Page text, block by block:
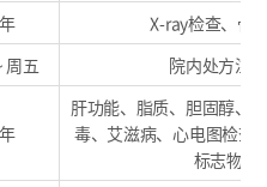
X-ray检查、骨
周五 院内处方注
肝功能、脂质、胆固醇、
毒、艾滋病、心电图检查
标志物检